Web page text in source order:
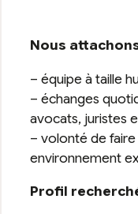
Nous
– équipe à taille
– échanges
avocats, juristes
– volonté de
environnement
Profil